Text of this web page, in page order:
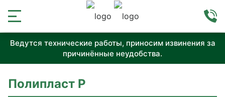
Ведутся технические работы, приносим извинения за
причинённые неудобства.
Полипласт Р